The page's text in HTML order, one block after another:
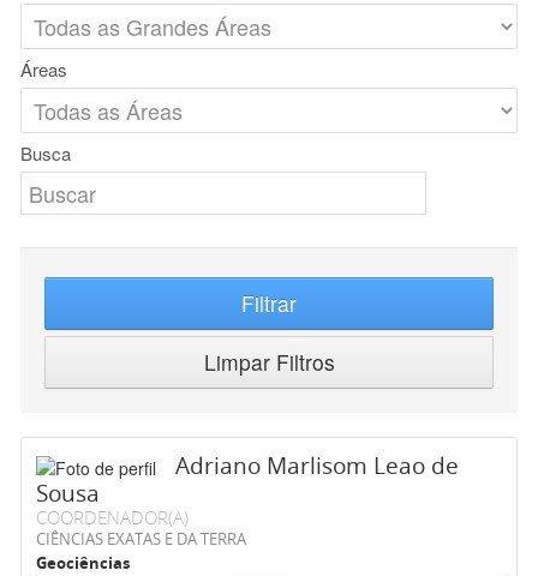
Áreas
Busca
Filtrar
Limpar Filtros
Adriano Marlisom Leao de
Sousa
COORDENADOR(A)
CIÊNCIAS EXATAS E DA TERRA
Geociências